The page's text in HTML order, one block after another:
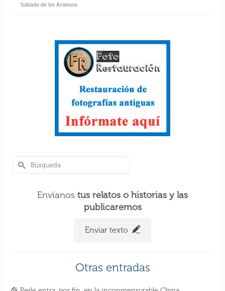
Sábado de los Ansiosos
Envíanos tus relatos o historias y las
publicaremos
Enviar texto
Otras entradas